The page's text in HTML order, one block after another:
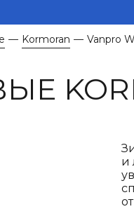
— Kormoran — Vanpro
и